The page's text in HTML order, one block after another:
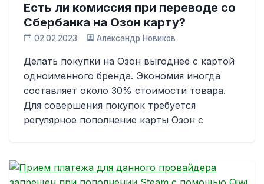
Есть ли комиссия при переводе со
Сбербанка на Озон карту?
02.02.2023 Александр Новиков
Делать покупки на Озон выгоднее с картой
одноименного бренда. Экономия иногда
составляет около 30% стоимости товара.
Для совершения покупок требуется
регулярное пополнение карты Озон с